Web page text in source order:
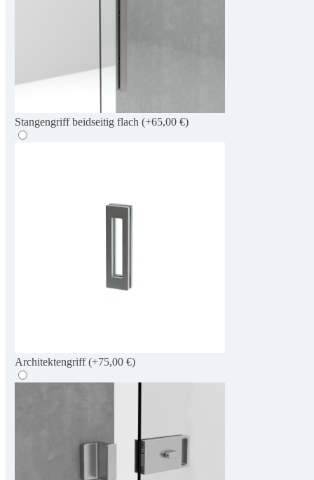
Stangengriff beidseitig flach (+65,00 €)
Architektengriff(+75,00 €)